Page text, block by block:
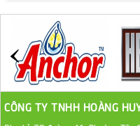
CÔNG TY TNHH HOÀNG